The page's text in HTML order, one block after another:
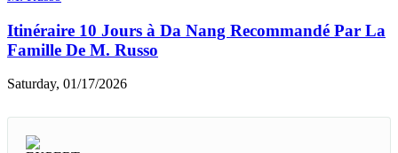
Itinéraire 10 Jours à Da Nang Recommandé Par La
Famille De M. Russo
Saturday, 01/17/2026